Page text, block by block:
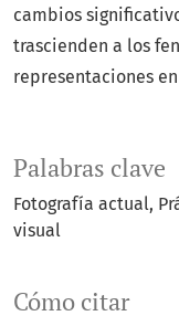
Palabras clave
Fotografía actual
visual
Cómo citar
cambios
trascienden a los
representaciones